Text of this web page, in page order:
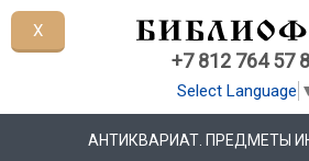
+7 812 764 57
Select Language
АНТИКВАРИАТ. ПРЕДМЕТЫ
X